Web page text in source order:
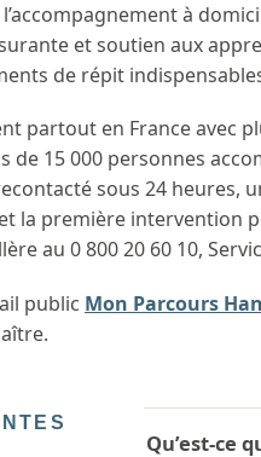
à
et soutien aux
de répit
partout en France avec
de 15 000 personnes
sous 24 heures,
la première intervention
au 0 800 20 60 10,
public Mon Parcours
Qu’est-ce